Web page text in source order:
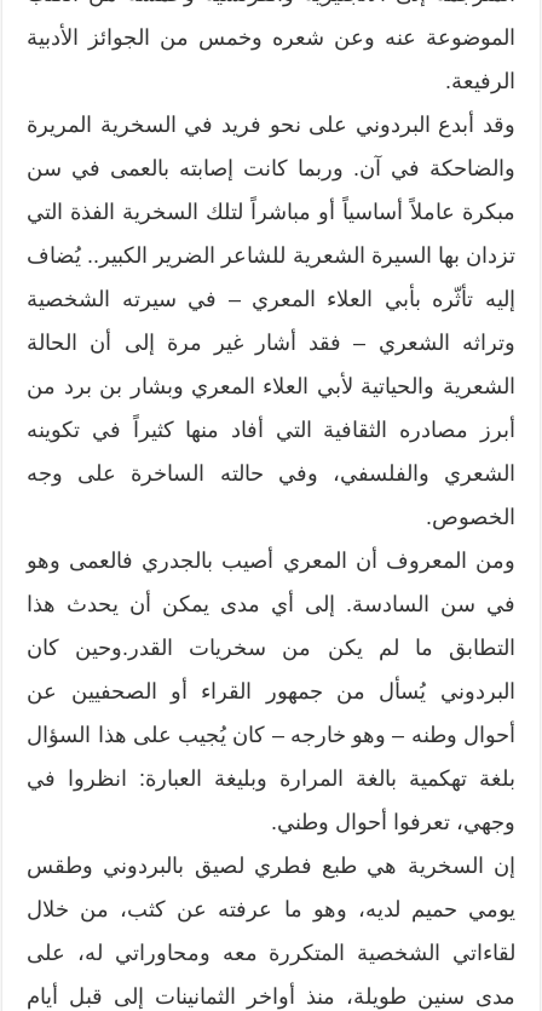
الموضوعة عنه وعن شعره وخمس من الجوائز الأدبية
الرفيعة.
وقد أبدع البردوني على نحو فريد في السخرية المريرة
والضاحكة في آن. وربما كانت إصابته بالعمى في سن
مبكرة عاملاً أساسياً أو مباشراً لتلك السخرية الفذة التي
تزدان بها السيرة الشعرية للشاعر الضرير الكبير.. يُضاف
إليه تأثّره بأبي العلاء المعري – في سيرته الشخصية
وتراثه الشعري – فقد أشار غير مرة إلى أن الحالة
الشعرية والحياتية لأبي العلاء المعري وبشار بن برد من
أبرز مصادره الثقافية التي أفاد منها كثيراً في تكوينه
الشعري والفلسفي، وفي حالته الساخرة على وجه
الخصوص.
ومن المعروف أن المعري أصيب بالجدري فالعمى وهو
في سن السادسة. إلى أي مدى يمكن أن يحدث هذا
التطابق ما لم يكن من سخريات القدر.وحين كان
البردوني يُسأل من جمهور القراء أو الصحفيين عن
أحوال وطنه – وهو خارجه – كان يُجيب على هذا السؤال
بلغة تهكمية بالغة المرارة وبليغة العبارة: انظروا في
وجهي، تعرفوا أحوال وطني.
إن السخرية هي طبع فطري لصيق بالبردوني وطقس
يومي حميم لديه، وهو ما عرفته عن كثب، من خلال
لقاءاتي الشخصية المتكررة معه ومحاوراتي له، على
مدى سنين طويلة، منذ أواخر الثمانينات إلى قبل أيام